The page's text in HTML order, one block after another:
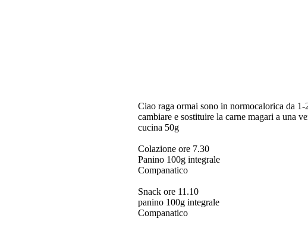
Ciao raga ormai sono in normocalorica da
cambiare e sostituire la carne magari a una
cucina 50g
Colazione ore 7.30
Panino 100g integrale
Companatico
Snack ore 11.10
panino 100g integrale
Companatico